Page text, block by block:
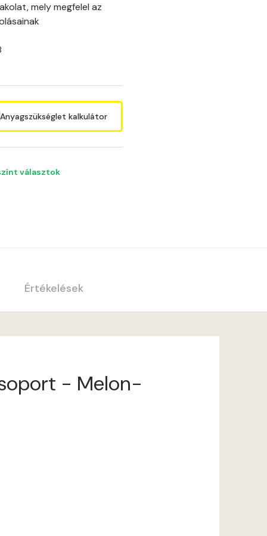
mely megfelel az
Anyagszükséglet kalkulátor
választok
Értékelések
- Melon-